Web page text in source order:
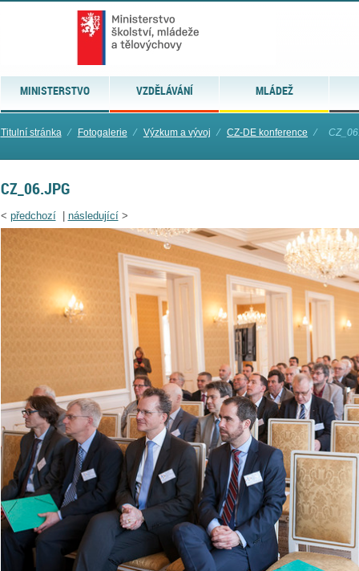
MINISTERSTVO VZDĚLÁVÁNÍ MLÁDEŽ
Titulní stránka ⁄ Fotogalerie ⁄ Výzkum a vývoj ⁄ CZ-DE konference ⁄
CZ_06.JPG
< předchozí| následující>